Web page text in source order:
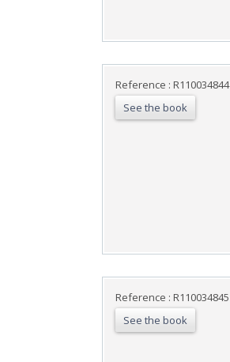
Reference : R110034844
See the book
Reference : R110034845
See the book